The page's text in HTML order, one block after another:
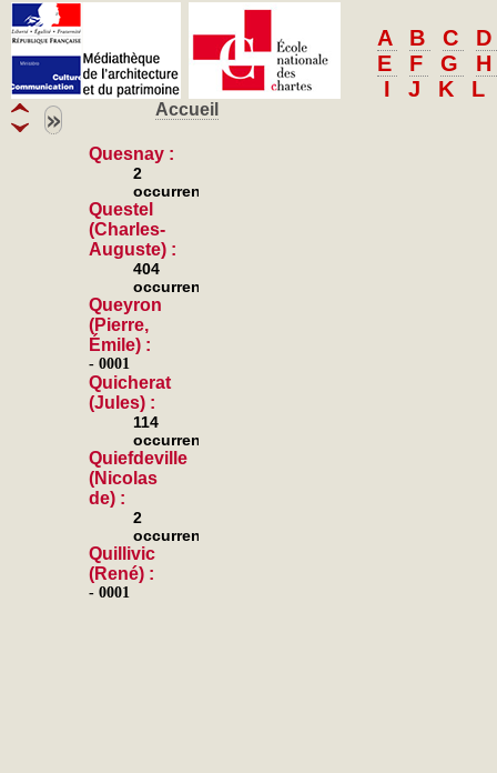
Accueil
»
A B C
D
E
F G
H
I
J K
L
Quesnay :
2
occurrences
Questel
(Charles-
Auguste) :
404
occurrences
Queyron
(Pierre,
Émile) :
- 0001
Quicherat
(Jules) :
114
occurrences
Quiefdeville
(Nicolas
de) :
2
occurrences
Quillivic
(René) :
- 0001